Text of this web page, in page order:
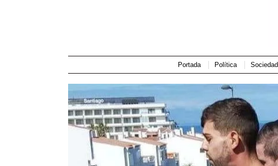
Portada Política Sociedad